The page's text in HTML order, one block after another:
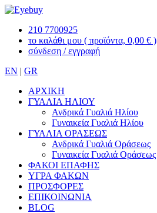
210 7700925
το καλάθι μου ( προϊόντα, 0,00 € )
σύνδεση / εγγραφή
EN | GR
ΑΡΧΙΚΗ
ΓΥΑΛΙΑ ΗΛΙΟΥ
Ανδρικά Γυαλιά Ηλίου
Γυναικεία Γυαλιά Ηλίου
ΓΥΑΛΙΑ ΟΡΑΣΕΩΣ
Ανδρικά Γυαλιά Οράσεως
Γυναικεία Γυαλιά Οράσεως
ΦΑΚΟΙ ΕΠΑΦΗΣ
ΥΓΡΑ ΦΑΚΩΝ
ΠΡΟΣΦΟΡΕΣ
ΕΠΙΚΟΙΝΩΝΙΑ
BLOG